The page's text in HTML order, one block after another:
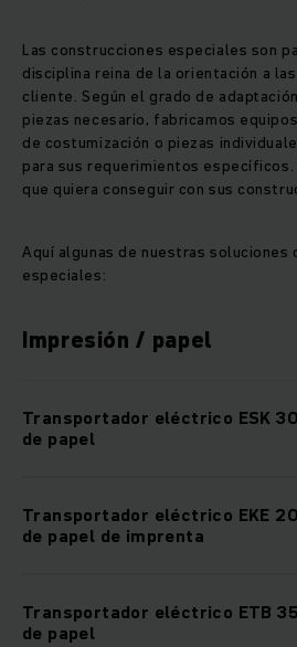
Las construcciones especiales son
disciplina reina de la orientación a
cliente. Según el grado de
piezas necesario, fabricamos
de costumización o piezas
para sus requerimientos
que quiera conseguir con sus
Aquí algunas de nuestras soluciones
especiales:
Impresión / papel
Transportador eléctrico ESK
de papel
Transportador eléctrico EKE
de papel de imprenta
Transportador eléctrico ETB
de papel